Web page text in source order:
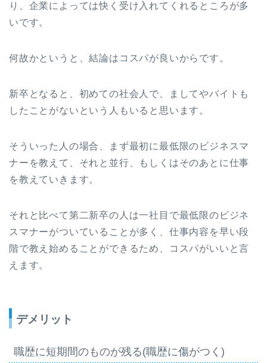
り、企業によっては快く受け入れてくれるところが多
いです。
何故かというと、結論はコスパが良いからです。
新卒となると、初めての社会人で、ましてやバイトも
したことがないという人もいると思います。
そういった人の場合、まず最初に最低限のビジネスマ
ナーを教えて、それと並行、もしくはそのあとに仕事
を教えていきます。
それと比べて第二新卒の人は一社目で最低限のビジネ
スマナーがついていることが多く、仕事内容を早い段
階で教え始めることができるため、コスパがいいと言
えます。
デメリット
職歴に短期間のものが残る(職歴に傷がつく)